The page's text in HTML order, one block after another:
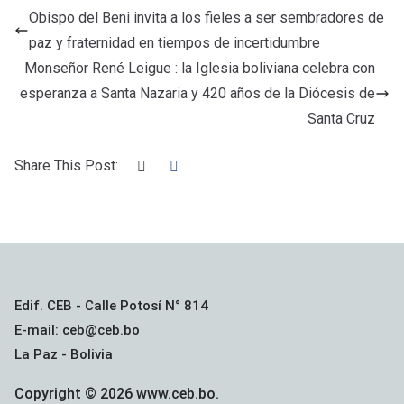
b
o
o
er
s
A
p
p
ar
tir
Obispo del Beni invita a los fieles a ser sembradores de
paz y fraternidad en tiempos de incertidumbre
Monseñor René Leigue : la Iglesia boliviana celebra con
esperanza a Santa Nazaria y 420 años de la Diócesis de
Santa Cruz
Share This Post:
Edif. CEB - Calle Potosí N° 814
E-mail: ceb@ceb.bo
La Paz - Bolivia
Copyright © 2026 www.ceb.bo.